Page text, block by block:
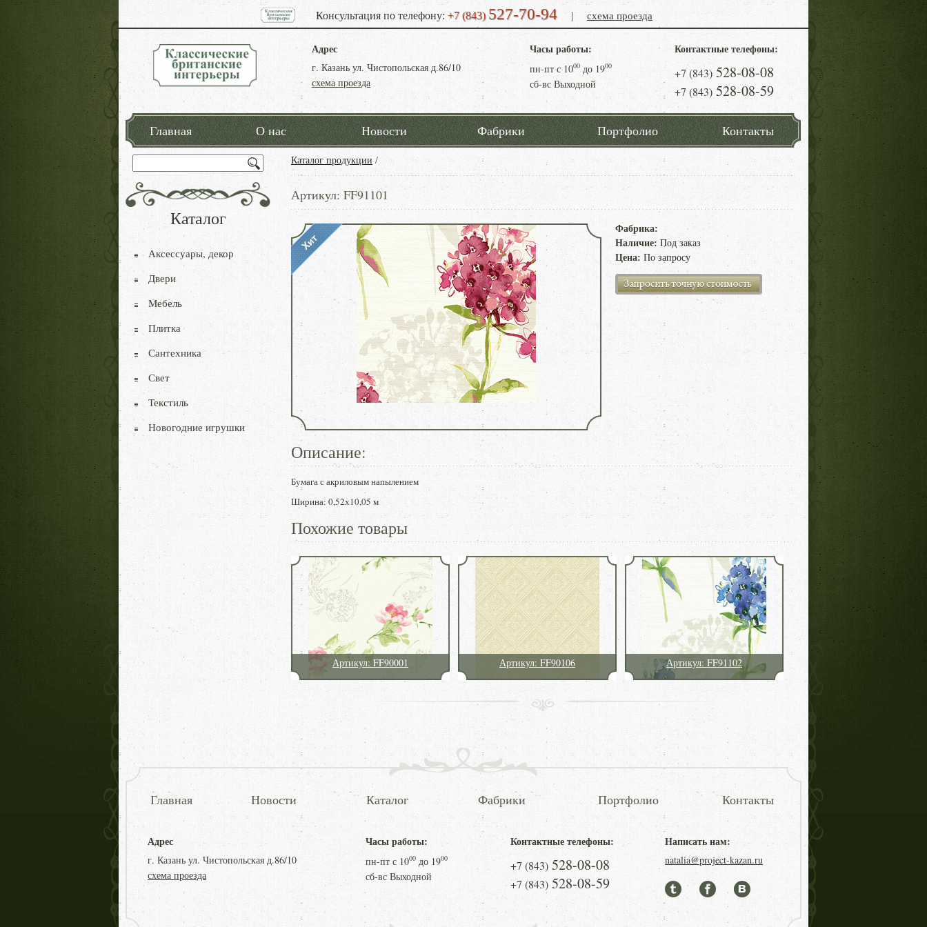
Консультация по телефону: +7 (843) 527-70-94 | схема проезда
Адрес
г. Казань ул. Чистопольская д.86/10
схема проезда
Часы работы:
пн-пт с 1000 до 1900
сб-вс Выходной
Контактные телефоны:
+7 (843) 528-08-08
+7 (843) 528-08-59
Главная О нас Новости Фабрики Портфолио Контакты
Каталог продукции /
Артикул: FF91101
Фабрика:
Наличие: Под заказ
Цена: По запросу
Описание:
Бумага с акриловым напылением
Ширина: 0,52х10,05 м
Похожие товары
Артикул: FF90001 Артикул: FF90106 Артикул: FF91102
Каталог
Аксессуары, декор
Двери
Мебель
Плитка
Сантехника
Свет
Текстиль
Новогодние игрушки
Главная Новости Каталог Фабрики Портфолио Контакты
Адрес
г. Казань ул. Чистопольская д.86/10
схема проезда
Часы работы:
пн-пт с 1000 до 1900
сб-вс Выходной
Контактные телефоны:
+7 (843) 528-08-08
+7 (843) 528-08-59
Написать нам:
natalia@project-kazan.ru